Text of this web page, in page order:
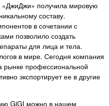
«ДжиДжи» получила мировую
составу.
в сочетании с
позволило создать
для лица и тела.
в мире. Сегодня компания
рынке профессиональной
экспортирует ее в другие
GiGI можно в нашем